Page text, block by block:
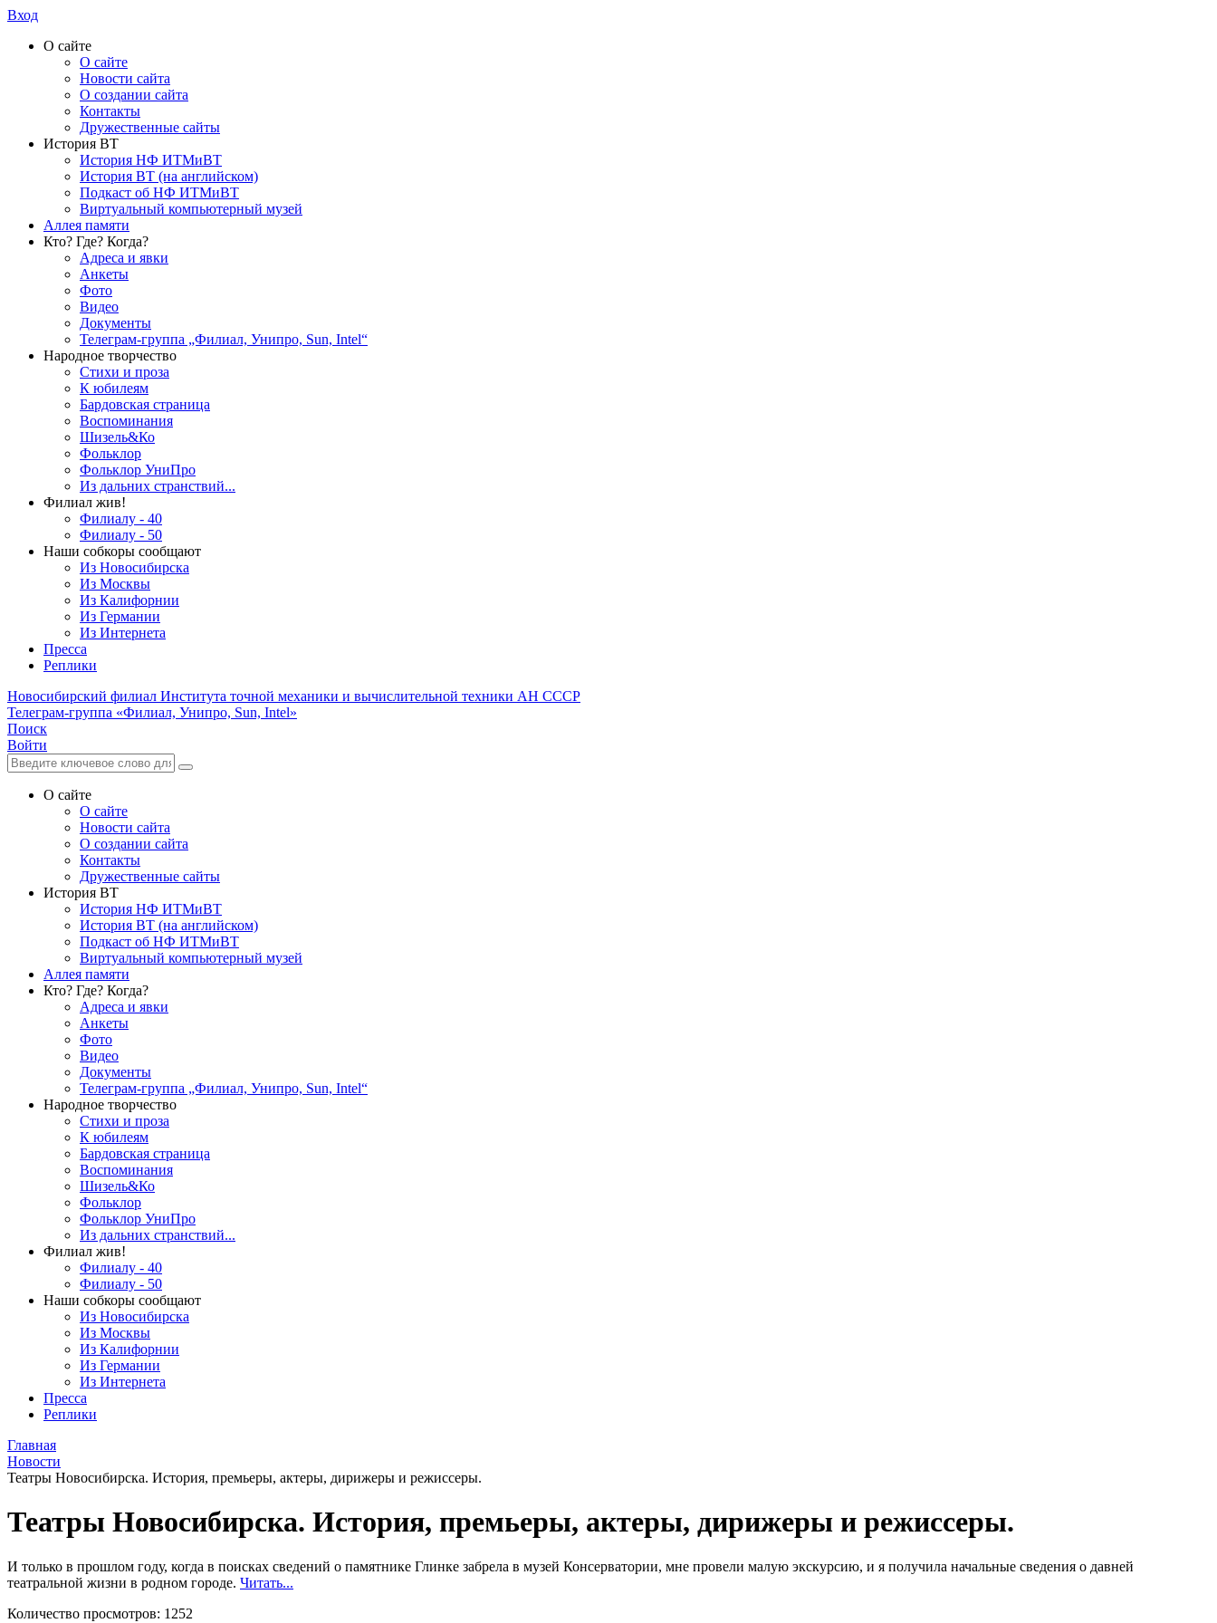
Вход
О сайте
О сайте
Новости сайта
О создании сайта
Контакты
Дружественные сайты
История ВТ
История НФ ИТМиВТ
История ВТ (на английском)
Подкаст об НФ ИТМиВТ
Виртуальный компьютерный музей
Аллея памяти
Кто? Где? Когда?
Адреса и явки
Анкеты
Фото
Видео
Документы
Телеграм-группа „Филиал, Унипро, Sun, Intel“
Народное творчество
Стихи и проза
К юбилеям
Бардовская страница
Воспоминания
Шизель&Ко
Фольклор
Фольклор УниПро
Из дальних странствий...
Филиал жив!
Филиалу - 40
Филиалу - 50
Наши собкоры сообщают
Из Новосибирска
Из Москвы
Из Калифорнии
Из Германии
Из Интернета
Пресса
Реплики
Новосибирский филиал Института точной механики и вычислительной техники АН СССР
Телеграм-группа «Филиал, Унипро, Sun, Intel»
Поиск
Войти
О сайте
О сайте
Новости сайта
О создании сайта
Контакты
Дружественные сайты
История ВТ
История НФ ИТМиВТ
История ВТ (на английском)
Подкаст об НФ ИТМиВТ
Виртуальный компьютерный музей
Аллея памяти
Кто? Где? Когда?
Адреса и явки
Анкеты
Фото
Видео
Документы
Телеграм-группа „Филиал, Унипро, Sun, Intel“
Народное творчество
Стихи и проза
К юбилеям
Бардовская страница
Воспоминания
Шизель&Ко
Фольклор
Фольклор УниПро
Из дальних странствий...
Филиал жив!
Филиалу - 40
Филиалу - 50
Наши собкоры сообщают
Из Новосибирска
Из Москвы
Из Калифорнии
Из Германии
Из Интернета
Пресса
Реплики
Главная
Новости
Театры Новосибирска. Истoрия, премьеры, актеры, дирижеры и режиссеры.
Театры Новосибирска. Истoрия, премьеры, актеры, дирижеры и режиссеры.
И только в прошлом году, когда в поисках сведений о памятнике Глинке забрела в музей Консерватории, мне провели малую экскурсию, и я получила начальные сведения о давней
театральной жизни в родном городе. Читать...
Количество просмотров: 1252